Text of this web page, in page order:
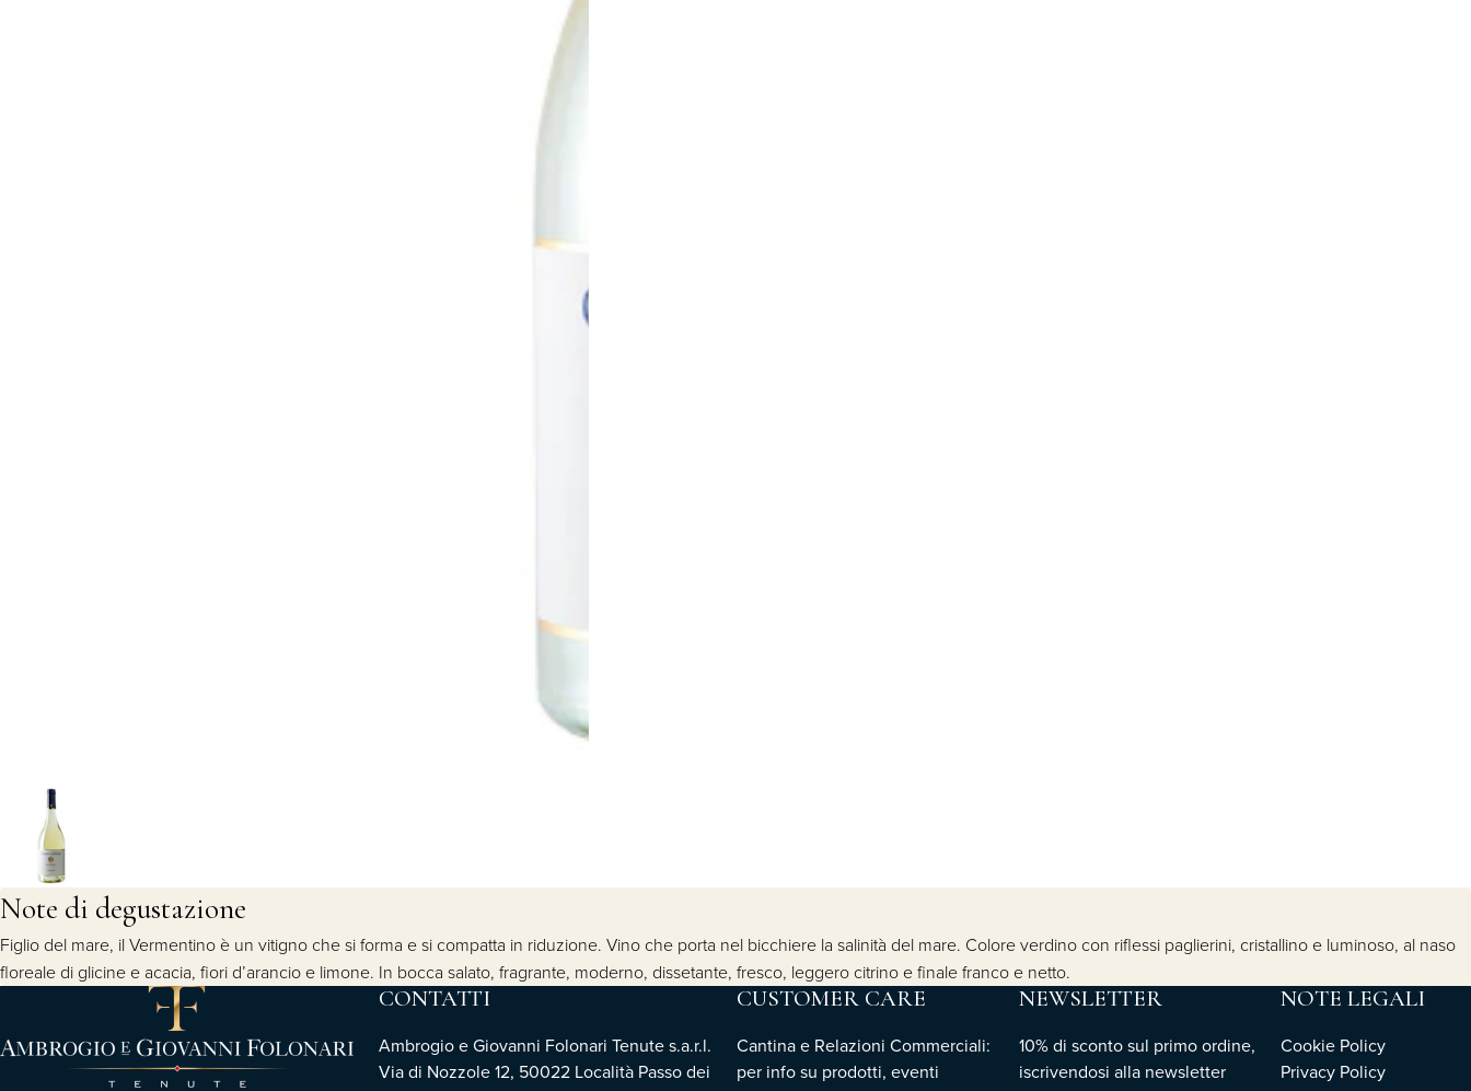
Note di degustazione
Figlio del mare, il Vermentino è un vitigno che si forma e si compatta in riduzione. Vino che porta nel bicchiere la salinità del mare. Colore verdino con riflessi paglierini, cristallino e luminoso, al naso
floreale di glicine e acacia, fiori d’arancio e limone. In bocca salato, fragrante, moderno, dissetante, fresco, leggero citrino e finale franco e netto.
CONTATTI
Ambrogio e Giovanni Folonari Tenute s.a.r.l.
Via di Nozzole 12, 50022 Località Passo dei
CUSTOMER CARE
Cantina e Relazioni Commerciali:
per info su prodotti, eventi
NEWSLETTER
10% di sconto sul primo ordine,
iscrivendosi alla newsletter
NOTE LEGALI
Cookie Policy
Privacy Policy